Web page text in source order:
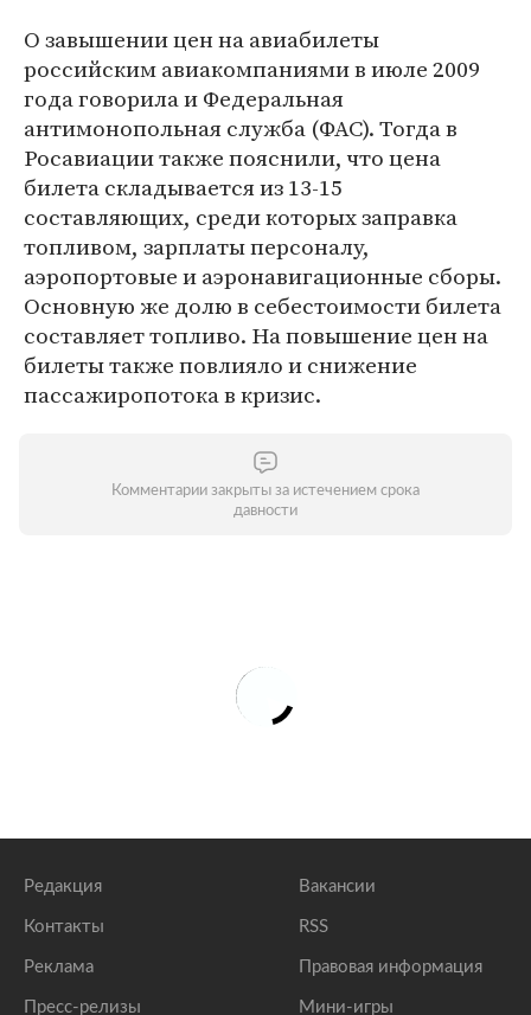
О завышении цен на авиабилеты
российским авиакомпаниями в июле 2009
года говорила и Федеральная
антимонопольная служба (ФАС). Тогда в
Росавиации также пояснили, что цена
билета складывается из 13-15
составляющих, среди которых заправка
топливом, зарплаты персоналу,
аэропортовые и аэронавигационные сборы.
Основную же долю в себестоимости билета
составляет топливо. На повышение цен на
билеты также повлияло и снижение
пассажиропотока в кризис.
Комментарии закрыты за истечением срока
давности
Редакция
Контакты
Реклама
Пресс-релизы
Вакансии
RSS
Правовая информация
Мини-игры